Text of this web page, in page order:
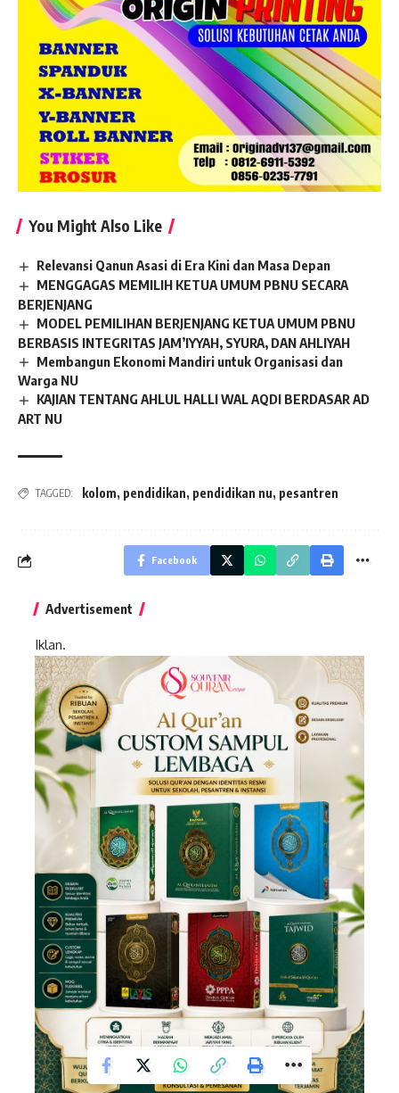
You Might Also Like
Relevansi Qanun Asasi di Era Kini dan Masa Depan
MENGGAGAS MEMILIH KETUA UMUM PBNU SECARA
BERJENJANG
MODEL PEMILIHAN BERJENJANG KETUA UMUM PBNU
BERBASIS INTEGRITAS JAM’IYYAH, SYURA, DAN AHLIYAH
Membangun Ekonomi Mandiri untuk Organisasi dan
Warga NU
KAJIAN TENTANG AHLUL HALLI WAL AQDI BERDASAR AD
ART NU
TAGGED: kolom, pendidikan, pendidikan nu, pesantren
Facebook
Advertisement
Iklan.